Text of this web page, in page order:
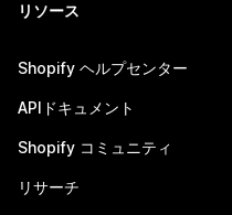
リソース
Shopify ヘルプセンター
APIドキュメント
Shopify コミュニティ
リサーチ